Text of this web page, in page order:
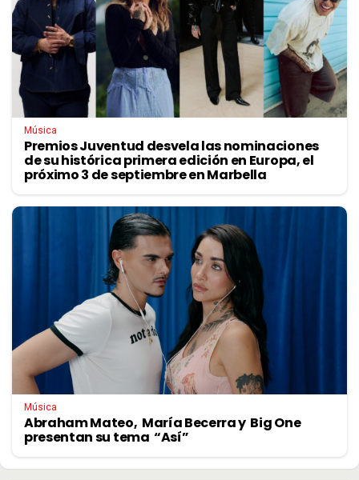
Música
Premios Juventud desvela las nominaciones
de su histórica primera edición en Europa, el
próximo 3 de septiembre en Marbella
Música
Abraham Mateo, María Becerra y Big One
presentan su tema “Así”